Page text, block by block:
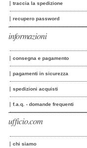
traccia la spedizione
recupero password
informazioni
consegna e pagamento
pagamenti in sicurezza
spedizioni acquisti
f.a.q. - domande frequenti
ufficio.com
chi siamo